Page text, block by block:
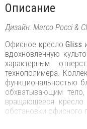
Описание
Дизайн: Marco Pocci &
Офисное креслоGliss
вдохновленную
характерным
технополимера.
функциональностью
обхватывающим
вращающееся кресло
обстановки офисного